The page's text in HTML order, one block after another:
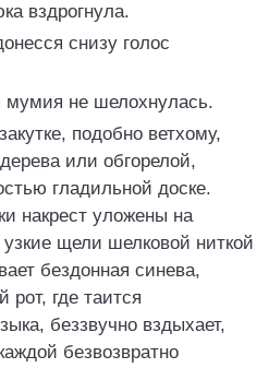
вздрогнула.
снизу голос
мумия не шелохнулась.
подобно ветхому,
или обгорелой,
гладильной доске.
накрест уложены на
щели шелковой ниткой
бездонная синева,
рот, где таится
беззвучно вздыхает,
безвозвратно